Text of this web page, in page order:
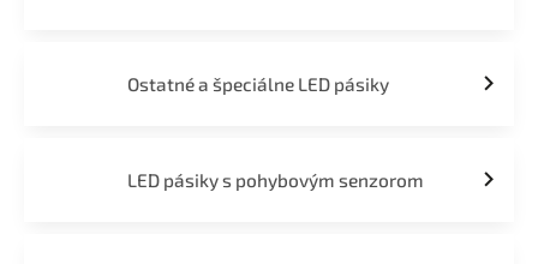
Ostatné a špeciálne LED pásiky
LED pásiky s pohybovým senzorom